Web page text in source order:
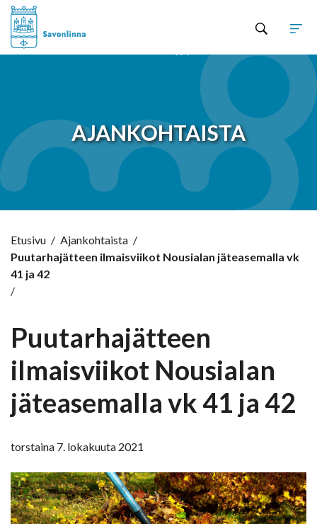
AJANKOHTAISTA
Etusivu / Ajankohtaista /
Puutarhajätteen ilmaisviikot Nousialan jäteasemalla vk
41 ja 42
/
Puutarhajätteen
ilmaisviikot Nousialan
jäteasemalla vk 41 ja 42
torstaina 7. lokakuuta 2021